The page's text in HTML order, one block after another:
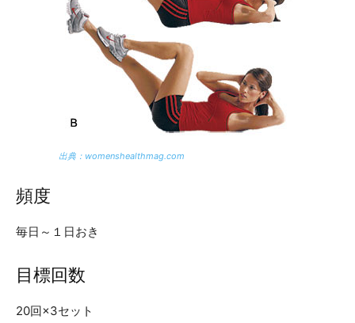
出典：womenshealthmag.com
頻度
毎日～１日おき
目標回数
20回×3セット